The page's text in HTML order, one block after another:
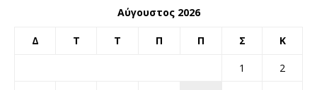
Αύγουστος 2026
Δ Τ Τ Π Π Σ Κ
1
2